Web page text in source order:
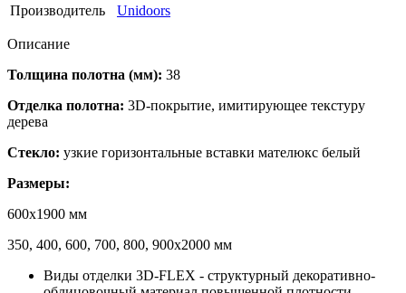
Производитель
Unidoors
Описание
Толщина полотна (мм): 38
Отделка полотна: 3D-покрытие, имитирующее текстуру
дерева
Стекло: узкие горизонтальные вставки мателюкс белый
Размеры:
600х1900 мм
350, 400, 600, 700, 800, 900х2000 мм
Виды отделки 3D-FLEX - структурный декоративно-